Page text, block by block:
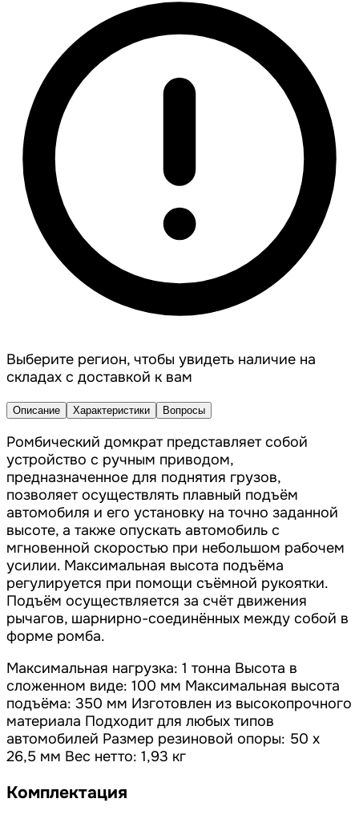
Выберите регион, чтобы увидеть наличие на
складах с доставкой к вам
Описание Характеристики Вопросы
Ромбический домкрат представляет собой
устройство с ручным приводом,
предназначенное для поднятия грузов,
позволяет осуществлять плавный подъём
автомобиля и его установку на точно заданной
высоте, а также опускать автомобиль с
мгновенной скоростью при небольшом рабочем
усилии. Максимальная высота подъёма
регулируется при помощи съёмной рукоятки.
Подъём осуществляется за счёт движения
рычагов, шарнирно-соединённых между собой в
форме ромба.
Максимальная нагрузка: 1 тонна Высота в
сложенном виде: 100 мм Максимальная высота
подъёма: 350 мм Изготовлен из высокопрочного
материала Подходит для любых типов
автомобилей Размер резиновой опоры: 50 х
26,5 мм Вес нетто: 1,93 кг
Комплектация